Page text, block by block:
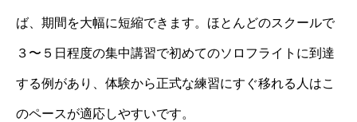
ば、期間を大幅に短縮できます。ほとんどのスクールで
３〜５日程度の集中講習で初めてのソロフライトに到達
する例があり、体験から正式な練習にすぐ移れる人はこ
のペースが適応しやすいです。